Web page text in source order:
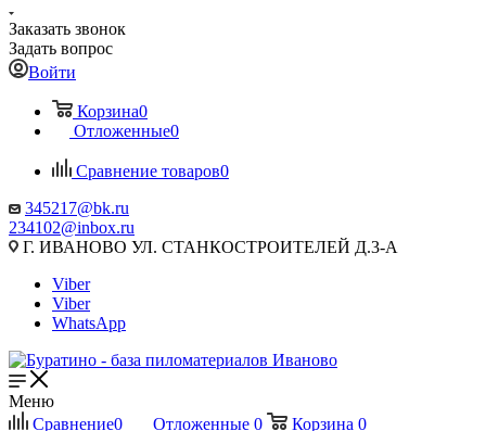
Заказать звонок
Задать вопрос
Войти
Корзина0
Отложенные0
Сравнение товаров0
345217@bk.ru
234102@inbox.ru
Г. ИВАНОВО УЛ. СТАНКОСТРОИТЕЛЕЙ Д.3-А
Viber
Viber
WhatsApp
Меню
Сравнение0 Отложенные 0 Корзина 0